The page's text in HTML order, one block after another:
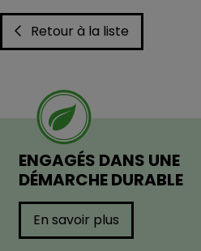
Retour à la liste
ENGAGÉS DANS UNE
DÉMARCHE DURABLE
En savoir plus